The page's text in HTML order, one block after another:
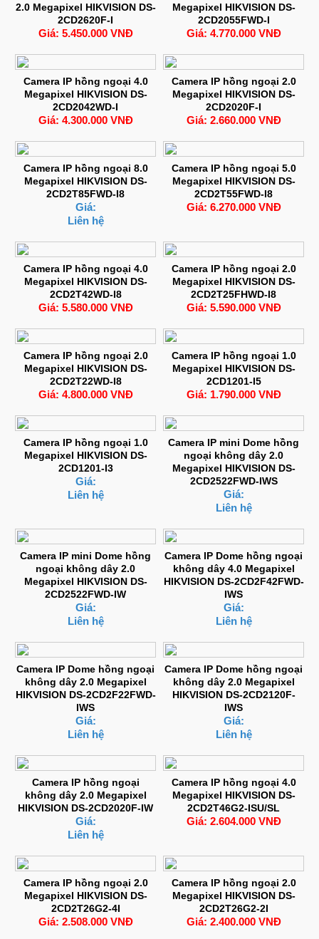
2.0 Megapixel HIKVISION DS-
2CD2620F-I
Giá: 5.450.000 VNĐ
Megapixel HIKVISION DS-
2CD2055FWD-I
Giá: 4.770.000 VNĐ
Camera IP hồng ngoại 4.0
Megapixel HIKVISION DS-
2CD2042WD-I
Giá: 4.300.000 VNĐ
Camera IP hồng ngoại 2.0
Megapixel HIKVISION DS-
2CD2020F-I
Giá: 2.660.000 VNĐ
Camera IP hồng ngoại 8.0
Megapixel HIKVISION DS-
2CD2T85FWD-I8
Giá:
Liên hệ
Camera IP hồng ngoại 5.0
Megapixel HIKVISION DS-
2CD2T55FWD-I8
Giá: 6.270.000 VNĐ
Camera IP hồng ngoại 4.0
Megapixel HIKVISION DS-
2CD2T42WD-I8
Giá: 5.580.000 VNĐ
Camera IP hồng ngoại 2.0
Megapixel HIKVISION DS-
2CD2T25FHWD-I8
Giá: 5.590.000 VNĐ
Camera IP hồng ngoại 2.0
Megapixel HIKVISION DS-
2CD2T22WD-I8
Giá: 4.800.000 VNĐ
Camera IP hồng ngoại 1.0
Megapixel HIKVISION DS-
2CD1201-I5
Giá: 1.790.000 VNĐ
Camera IP hồng ngoại 1.0
Megapixel HIKVISION DS-
2CD1201-I3
Giá:
Liên hệ
Camera IP mini Dome hồng
ngoại không dây 2.0
Megapixel HIKVISION DS-
2CD2522FWD-IWS
Giá:
Liên hệ
Camera IP mini Dome hồng
ngoại không dây 2.0
Megapixel HIKVISION DS-
2CD2522FWD-IW
Giá:
Liên hệ
Camera IP Dome hồng ngoại
không dây 4.0 Megapixel
HIKVISION DS-2CD2F42FWD-
IWS
Giá:
Liên hệ
Camera IP Dome hồng ngoại
không dây 2.0 Megapixel
HIKVISION DS-2CD2F22FWD-
IWS
Giá:
Liên hệ
Camera IP Dome hồng ngoại
không dây 2.0 Megapixel
HIKVISION DS-2CD2120F-
IWS
Giá:
Liên hệ
Camera IP hồng ngoại
không dây 2.0 Megapixel
HIKVISION DS-2CD2020F-IW
Giá:
Liên hệ
Camera IP hồng ngoại 4.0
Megapixel HIKVISION DS-
2CD2T46G2-ISU/SL
Giá: 2.604.000 VNĐ
Camera IP hồng ngoại 2.0
Megapixel HIKVISION DS-
2CD2T26G2-4I
Giá: 2.508.000 VNĐ
Camera IP hồng ngoại 2.0
Megapixel HIKVISION DS-
2CD2T26G2-2I
Giá: 2.400.000 VNĐ